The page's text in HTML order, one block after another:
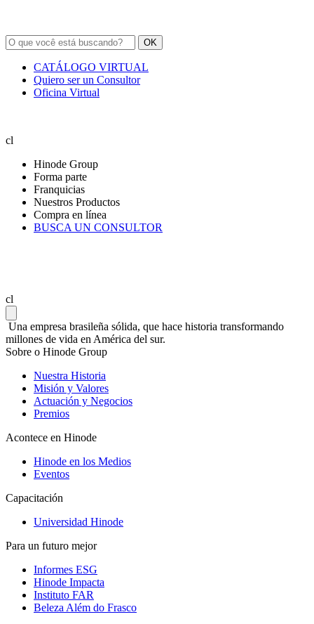
OK
CATÁLOGO VIRTUAL
Quiero ser un Consultor
Oficina Virtual
cl
Hinode Group
Forma parte
Franquicias
Nuestros Productos
Compra en línea
BUSCA UN CONSULTOR
cl
Una empresa brasileña sólida, que hace historia transformando
millones de vida en América del sur.
Sobre o Hinode Group
Nuestra Historia
Misión y Valores
Actuación y Negocios
Premios
Acontece en Hinode
Hinode en los Medios
Eventos
Capacitación
Universidad Hinode
Para un futuro mejor
Informes ESG
Hinode Impacta
Instituto FAR
Beleza Além do Frasco